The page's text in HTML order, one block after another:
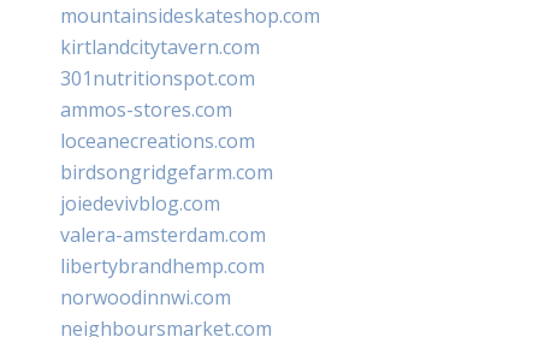
mountainsideskateshop.com
kirtlandcitytavern.com
301nutritionspot.com
ammos-stores.com
loceanecreations.com
birdsongridgefarm.com
joiedevivblog.com
valera-amsterdam.com
libertybrandhemp.com
norwoodinnwi.com
neighboursmarket.com